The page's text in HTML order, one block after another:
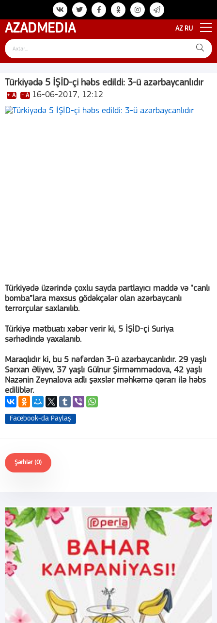
AZADMEDIA AZ RU
Türkiyədə 5 İŞİD-çi həbs edildi: 3-ü azərbaycanlıdır
+ A - A 16-06-2017, 12:12
Türkiyədə üzərində çoxlu sayda partlayıcı maddə və "canlı
bomba”lara məxsus gödəkçələr olan azərbaycanlı
terrorçular saxlanılıb.
Türkiyə mətbuatı xəbər verir ki, 5 İŞİD-çi Suriya
sərhədində yaxalanıb.
Maraqlıdır ki, bu 5 nəfərdən 3-ü azərbaycanlıdır. 29 yaşlı
Sərxan Əliyev, 37 yaşlı Gülnur Şirməmmədova, 42 yaşlı
Nazənin Zeynalova adlı şəxslər məhkəmə qərarı ilə həbs
ediliblər.
Facebook-da Paylaş
Şərhlər (0)